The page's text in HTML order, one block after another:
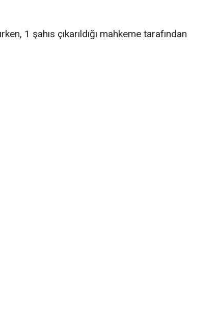
1 şahıs çıkarıldığı mahkeme tarafından